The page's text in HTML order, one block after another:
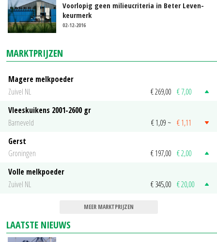
Voorlopig geen milieucriteria in Beter Leven-
keurmerk
02-12-2016
MARKTPRIJZEN
Magere melkpoeder
Zuivel NL
€ 269,00 € 7,00
Vleeskuikens 2001-2600 gr
Barneveld
€ 1,09 ~ € 1,11
Gerst
Groningen
€ 197,00 € 2,00
Volle melkpoeder
Zuivel NL
€ 345,00 € 20,00
MEER MARKTPRIJZEN
LAATSTE NIEUWS